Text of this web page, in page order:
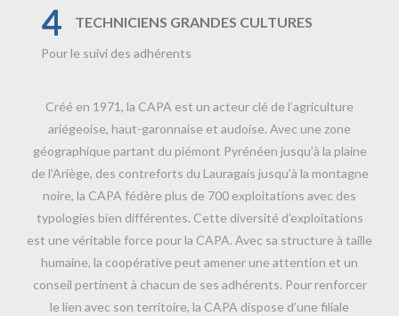
4 TECHNICIENS GRANDES CULTURES
Pour le suivi des adhérents
Créé en 1971, la CAPA est un acteur clé de l’agriculture
ariégeoise, haut-garonnaise et audoise. Avec une zone
géographique partant du piémont Pyrénéen jusqu’à la plaine
de l’Ariège, des contreforts du Lauragais jusqu’à la montagne
noire, la CAPA fédère plus de 700 exploitations avec des
typologies bien différentes. Cette diversité d’exploitations
est une véritable force pour la CAPA. Avec sa structure à taille
humaine, la coopérative peut amener une attention et un
conseil pertinent à chacun de ses adhérents. Pour renforcer
le lien avec son territoire, la CAPA dispose d’une filiale